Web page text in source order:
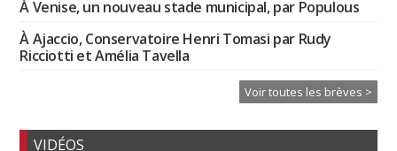
À Venise, un nouveau stade municipal, par Populous
À Ajaccio, Conservatoire Henri Tomasi par Rudy
Ricciotti et Amélia Tavella
Voir toutes les brèves >
VIDÉOS